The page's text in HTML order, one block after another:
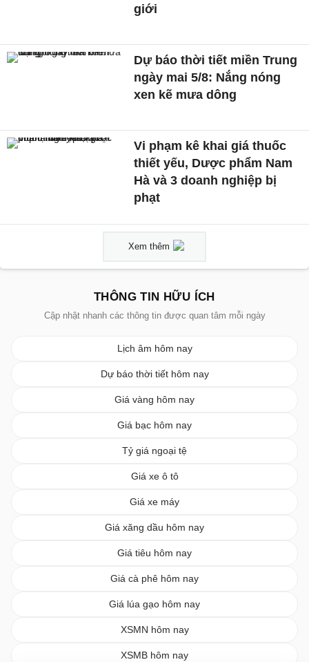
giới
Dự báo thời tiết miền Trung
ngày mai 5/8: Nắng nóng
xen kẽ mưa dông
Vi phạm kê khai giá thuốc
thiết yếu, Dược phẩm Nam
Hà và 3 doanh nghiệp bị
phạt
Xem thêm
THÔNG TIN HỮU ÍCH
Cập nhật nhanh các thông tin được quan tâm mỗi ngày
Lịch âm hôm nay
Dự báo thời tiết hôm nay
Giá vàng hôm nay
Giá bạc hôm nay
Tỷ giá ngoại tệ
Giá xe ô tô
Giá xe máy
Giá xăng dầu hôm nay
Giá tiêu hôm nay
Giá cà phê hôm nay
Giá lúa gạo hôm nay
XSMN hôm nay
XSMB hôm nay